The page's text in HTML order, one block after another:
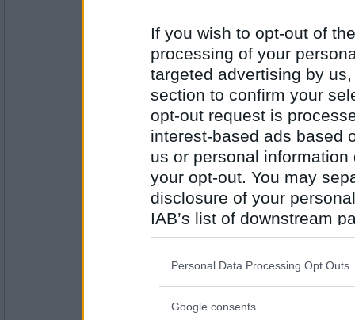
If you wish to opt-out of
processing of your
targeted advertising by
section to confirm your
opt-out request is
interest-based ads based
us or personal
your opt-out. You may
disclosure of your
IAB’s list of downstream
also be disclosed by us
Downstream Participants
Please note that this
Personal Data Processing Opt Outs
Google consents
12458
Fennecstasy
Myror
Rombis- Ej medlem längre
12458
Stack